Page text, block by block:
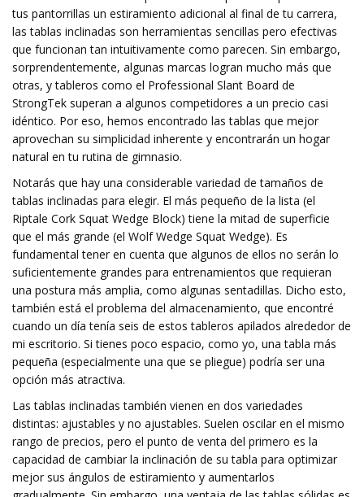
tus pantorrillas un estiramiento adicional al final de tu carrera,
las tablas inclinadas son herramientas sencillas pero efectivas
que funcionan tan intuitivamente como parecen. Sin embargo,
sorprendentemente, algunas marcas logran mucho más que
otras, y tableros como el Professional Slant Board de
StrongTek superan a algunos competidores a un precio casi
idéntico. Por eso, hemos encontrado las tablas que mejor
aprovechan su simplicidad inherente y encontrarán un hogar
natural en tu rutina de gimnasio.
Notarás que hay una considerable variedad de tamaños de
tablas inclinadas para elegir. El más pequeño de la lista (el
Riptale Cork Squat Wedge Block) tiene la mitad de superficie
que el más grande (el Wolf Wedge Squat Wedge). Es
fundamental tener en cuenta que algunos de ellos no serán lo
suficientemente grandes para entrenamientos que requieran
una postura más amplia, como algunas sentadillas. Dicho esto,
también está el problema del almacenamiento, que encontré
cuando un día tenía seis de estos tableros apilados alrededor de
mi escritorio. Si tienes poco espacio, como yo, una tabla más
pequeña (especialmente una que se pliegue) podría ser una
opción más atractiva.
Las tablas inclinadas también vienen en dos variedades
distintas: ajustables y no ajustables. Suelen oscilar en el mismo
rango de precios, pero el punto de venta del primero es la
capacidad de cambiar la inclinación de su tabla para optimizar
mejor sus ángulos de estiramiento y aumentarlos